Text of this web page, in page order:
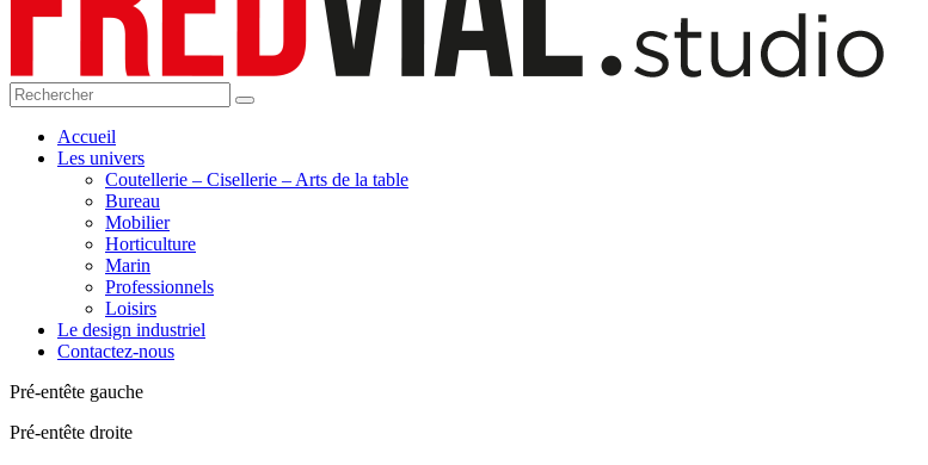
Accueil
Les univers
Coutellerie – Cisellerie – Arts de la table
Bureau
Mobilier
Horticulture
Marin
Professionnels
Loisirs
Le design industriel
Contactez-nous
Pré-entête gauche
Pré-entête droite